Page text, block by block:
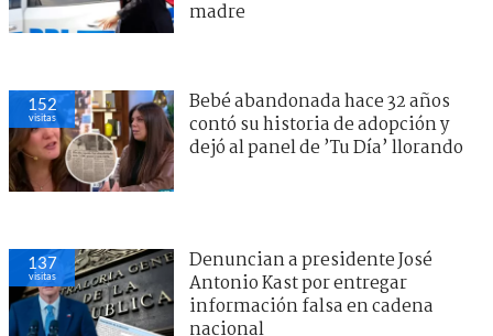
madre
152
visitas
Bebé abandonada hace 32 años
contó su historia de adopción y
dejó al panel de ’Tu Día’ llorando
137
visitas
Denuncian a presidente José
Antonio Kast por entregar
información falsa en cadena
nacional